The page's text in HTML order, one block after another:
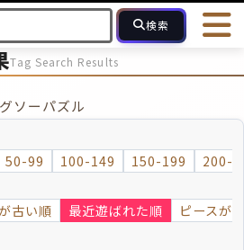
検索
会員登録
最近投稿され
16～49 50～99 100
Tag Search Results
ソーパズル
50-99 100-149 150-199 200-
古い順 最近遊ばれた順 ピースが